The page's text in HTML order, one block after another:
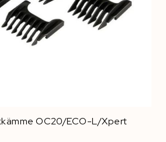
OC20/ECO-L/Xpert